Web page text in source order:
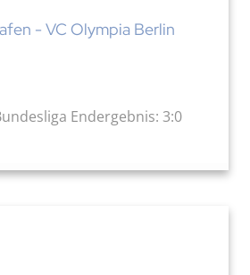
- VC Olympia Berlin
Endergebnis: 3:0